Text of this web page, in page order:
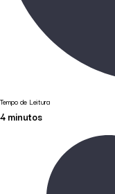
Tempo de Leitura
4minutos